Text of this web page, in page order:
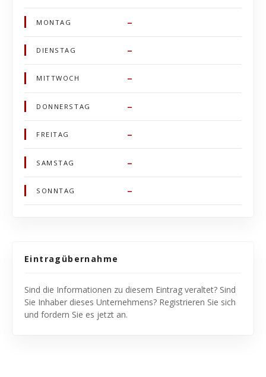
MONTAG –
DIENSTAG –
MITTWOCH –
DONNERSTAG –
FREITAG –
SAMSTAG –
SONNTAG –
Eintragübernahme
Sind die Informationen zu diesem Eintrag veraltet? Sind
Sie Inhaber dieses Unternehmens? Registrieren Sie sich
und fordern Sie es jetzt an.